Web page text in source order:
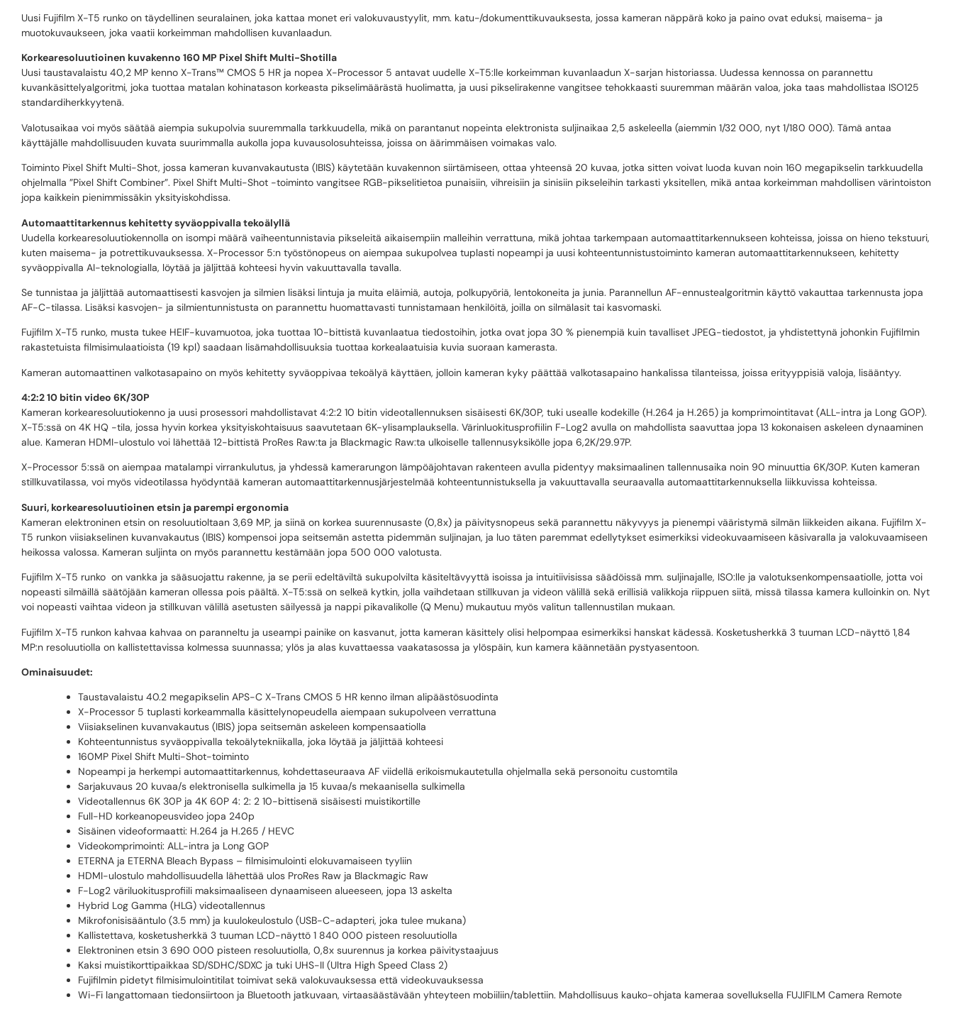
Uusi Fujifilm X-T5 runko on täydellinen seuralainen, joka kattaa monet eri valokuvaustyylit, mm. katu-/dokumenttikuvauksesta, jossa kameran näppärä koko ja paino ovat eduksi, maisema- ja
muotokuvaukseen, joka vaatii korkeimman mahdollisen kuvanlaadun.
Korkearesoluutioinen kuvakenno 160 MP Pixel Shift Multi-Shotilla
Uusi taustavalaistu 40,2 MP kenno X-Trans™ CMOS 5 HR ja nopea X-Processor 5 antavat uudelle X-T5:lle korkeimman kuvanlaadun X-sarjan historiassa. Uudessa kennossa on parannettu
kuvankäsittelyalgoritmi, joka tuottaa matalan kohinatason korkeasta pikselimäärästä huolimatta, ja uusi pikselirakenne vangitsee tehokkaasti suuremman määrän valoa, joka taas mahdollistaa ISO125
standardiherkkyytenä.
Valotusaikaa voi myös säätää aiempia sukupolvia suuremmalla tarkkuudella, mikä on parantanut nopeinta elektronista suljinaikaa 2,5 askeleella (aiemmin 1/32 000, nyt 1/180 000). Tämä antaa
käyttäjälle mahdollisuuden kuvata suurimmalla aukolla jopa kuvausolosuhteissa, joissa on äärimmäisen voimakas valo.
Toiminto Pixel Shift Multi-Shot, jossa kameran kuvanvakautusta (IBIS) käytetään kuvakennon siirtämiseen, ottaa yhteensä 20 kuvaa, jotka sitten voivat luoda kuvan noin 160 megapikselin tarkkuudella
ohjelmalla ”Pixel Shift Combiner”. Pixel Shift Multi-Shot -toiminto vangitsee RGB-pikselitietoa punaisiin, vihreisiin ja sinisiin pikseleihin tarkasti yksitellen, mikä antaa korkeimman mahdollisen värintoiston
jopa kaikkein pienimmissäkin yksityiskohdissa.
Automaattitarkennus kehitetty syväoppivalla tekoälyllä
Uudella korkearesoluutiokennolla on isompi määrä vaiheentunnistavia pikseleitä aikaisempiin malleihin verrattuna, mikä johtaa tarkempaan automaattitarkennukseen kohteissa, joissa on hieno tekstuuri,
kuten maisema- ja potrettikuvauksessa. X-Processor 5:n työstönopeus on aiempaa sukupolvea tuplasti nopeampi ja uusi kohteentunnistustoiminto kameran automaattitarkennukseen, kehitetty
syväoppivalla AI-teknologialla, löytää ja jäljittää kohteesi hyvin vakuuttavalla tavalla.
Se tunnistaa ja jäljittää automaattisesti kasvojen ja silmien lisäksi lintuja ja muita eläimiä, autoja, polkupyöriä, lentokoneita ja junia. Parannellun AF-ennustealgoritmin käyttö vakauttaa tarkennusta jopa
AF-C-tilassa. Lisäksi kasvojen- ja silmientunnistusta on parannettu huomattavasti tunnistamaan henkilöitä, joilla on silmälasit tai kasvomaski.
Fujifilm X-T5 runko, musta tukee HEIF-kuvamuotoa, joka tuottaa 10-bittistä kuvanlaatua tiedostoihin, jotka ovat jopa 30 % pienempiä kuin tavalliset JPEG-tiedostot, ja yhdistettynä johonkin Fujifilmin
rakastetuista filmisimulaatioista (19 kpl) saadaan lisämahdollisuuksia tuottaa korkealaatuisia kuvia suoraan kamerasta.
Kameran automaattinen valkotasapaino on myös kehitetty syväoppivaa tekoälyä käyttäen, jolloin kameran kyky päättää valkotasapaino hankalissa tilanteissa, joissa erityyppisiä valoja, lisääntyy.
4:2:2 10 bitin video 6K/30P
Kameran korkearesoluutiokenno ja uusi prosessori mahdollistavat 4:2:2 10 bitin videotallennuksen sisäisesti 6K/30P, tuki usealle kodekille (H.264 ja H.265) ja komprimointitavat (ALL-intra ja Long GOP).
X-T5:ssä on 4K HQ -tila, jossa hyvin korkea yksityiskohtaisuus saavutetaan 6K-ylisamplauksella. Värinluokitusprofiilin F-Log2 avulla on mahdollista saavuttaa jopa 13 kokonaisen askeleen dynaaminen
alue. Kameran HDMI-ulostulo voi lähettää 12-bittistä ProRes Raw:ta ja Blackmagic Raw:ta ulkoiselle tallennusyksikölle jopa 6,2K/29.97P.
X-Processor 5:ssä on aiempaa matalampi virrankulutus, ja yhdessä kamerarungon lämpöäjohtavan rakenteen avulla pidentyy maksimaalinen tallennusaika noin 90 minuuttia 6K/30P. Kuten kameran
stillkuvatilassa, voi myös videotilassa hyödyntää kameran automaattitarkennusjärjestelmää kohteentunnistuksella ja vakuuttavalla seuraavalla automaattitarkennuksella liikkuvissa kohteissa.
Suuri, korkearesoluutioinen etsin ja parempi ergonomia
Kameran elektroninen etsin on resoluutioltaan 3,69 MP, ja siinä on korkea suurennusaste (0,8x) ja päivitysnopeus sekä parannettu näkyvyys ja pienempi vääristymä silmän liikkeiden aikana. Fujifilm X-
T5 runkon viisiakselinen kuvanvakautus (IBIS) kompensoi jopa seitsemän astetta pidemmän suljinajan, ja luo täten paremmat edellytykset esimerkiksi videokuvaamiseen käsivaralla ja valokuvaamiseen
heikossa valossa. Kameran suljinta on myös parannettu kestämään jopa 500 000 valotusta.
Fujifilm X-T5 runko on vankka ja sääsuojattu rakenne, ja se perii edeltäviltä sukupolvilta käsiteltävyyttä isoissa ja intuitiivisissa säädöissä mm. suljinajalle, ISO:lle ja valotuksenkompensaatiolle, jotta voi
nopeasti silmäillä säätöjään kameran ollessa pois päältä. X-T5:ssä on selkeä kytkin, jolla vaihdetaan stillkuvan ja videon välillä sekä erillisiä valikkoja riippuen siitä, missä tilassa kamera kulloinkin on. Nyt
voi nopeasti vaihtaa videon ja stillkuvan välillä asetusten säilyessä ja nappi pikavalikolle (Q Menu) mukautuu myös valitun tallennustilan mukaan.
Fujifilm X-T5 runkon kahvaa kahvaa on paranneltu ja useampi painike on kasvanut, jotta kameran käsittely olisi helpompaa esimerkiksi hanskat kädessä. Kosketusherkkä 3 tuuman LCD-näyttö 1,84
MP:n resoluutiolla on kallistettavissa kolmessa suunnassa; ylös ja alas kuvattaessa vaakatasossa ja ylöspäin, kun kamera käännetään pystyasentoon.
Ominaisuudet:
Taustavalaistu 40.2 megapikselin APS-C X-Trans CMOS 5 HR kenno ilman alipäästösuodinta
X-Processor 5 tuplasti korkeammalla käsittelynopeudella aiempaan sukupolveen verrattuna
Viisiakselinen kuvanvakautus (IBIS) jopa seitsemän askeleen kompensaatiolla
Kohteentunnistus syväoppivalla tekoälytekniikalla, joka löytää ja jäljittää kohteesi
160MP Pixel Shift Multi-Shot-toiminto
Nopeampi ja herkempi automaattitarkennus, kohdettaseuraava AF viidellä erikoismukautetulla ohjelmalla sekä personoitu customtila
Sarjakuvaus 20 kuvaa/s elektronisella sulkimella ja 15 kuvaa/s mekaanisella sulkimella
Videotallennus 6K 30P ja 4K 60P 4: 2: 2 10-bittisenä sisäisesti muistikortille
Full-HD korkeanopeusvideo jopa 240p
Sisäinen videoformaatti: H.264 ja H.265 / HEVC
Videokomprimointi: ALL-intra ja Long GOP
ETERNA ja ETERNA Bleach Bypass – filmisimulointi elokuvamaiseen tyyliin
HDMI-ulostulo mahdollisuudella lähettää ulos ProRes Raw ja Blackmagic Raw
F-Log2 väriluokitusprofiili maksimaaliseen dynaamiseen alueeseen, jopa 13 askelta
Hybrid Log Gamma (HLG) videotallennus
Mikrofonisisääntulo (3.5 mm) ja kuulokeulostulo (USB-C-adapteri, joka tulee mukana)
Kallistettava, kosketusherkkä 3 tuuman LCD-näyttö 1 840 000 pisteen resoluutiolla
Elektroninen etsin 3 690 000 pisteen resoluutiolla, 0,8x suurennus ja korkea päivitystaajuus
Kaksi muistikorttipaikkaa SD/SDHC/SDXC ja tuki UHS-II (Ultra High Speed Class 2)
Fujifilmin pidetyt filmisimulointitilat toimivat sekä valokuvauksessa että videokuvauksessa
Wi-Fi langattomaan tiedonsiirtoon ja Bluetooth jatkuvaan, virtaasäästävään yhteyteen mobiiliin/tablettiin. Mahdollisuus kauko-ohjata kameraa sovelluksella FUJIFILM Camera Remote